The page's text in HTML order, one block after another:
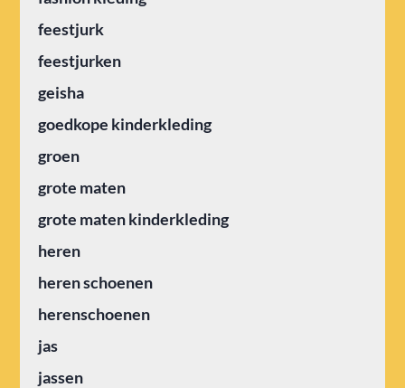
feestjurk
feestjurken
geisha
goedkope kinderkleding
groen
grote maten
grote maten kinderkleding
heren
heren schoenen
herenschoenen
jas
jassen